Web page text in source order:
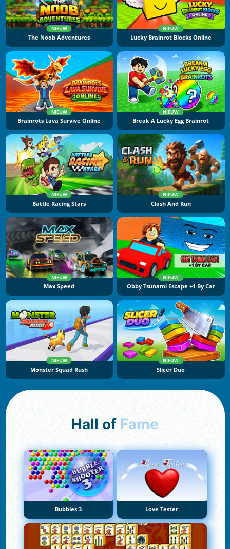
NIEUW
The Noob Adventures
NIEUW
Lucky Brainrot Blocks Online
NIEUW
Brainrots Lava Survive Online
NIEUW
Break A Lucky Egg Brainrot
NIEUW
Battle Racing Stars
NIEUW
Clash And Run
NIEUW
Max Speed
NIEUW
Obby Tsunami Escape +1 By Car
NIEUW
Monster Squad Rush
NIEUW
Slicer Duo
Hall of Fame
Bubbles 3 Love Tester